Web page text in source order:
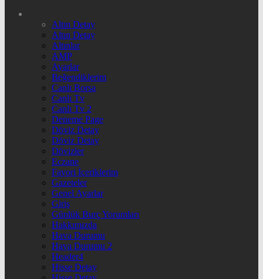
Altın Detay
Altın Detay
Altınlar
AMP
Ayarlar
Beğendiklerim
Canlı Borsa
Canlı Tv
Canlı Tv 2
Deneme Page
Döviz Detay
Döviz Detay
Dövizler
Eczane
Favori İçeriklerim
Gazeteler
Genel Ayarlar
Giriş
Günlük Burç Yorumları
Hakkımızda
Hava Durumu
Hava Durumu 2
Header4
Hisse Detay